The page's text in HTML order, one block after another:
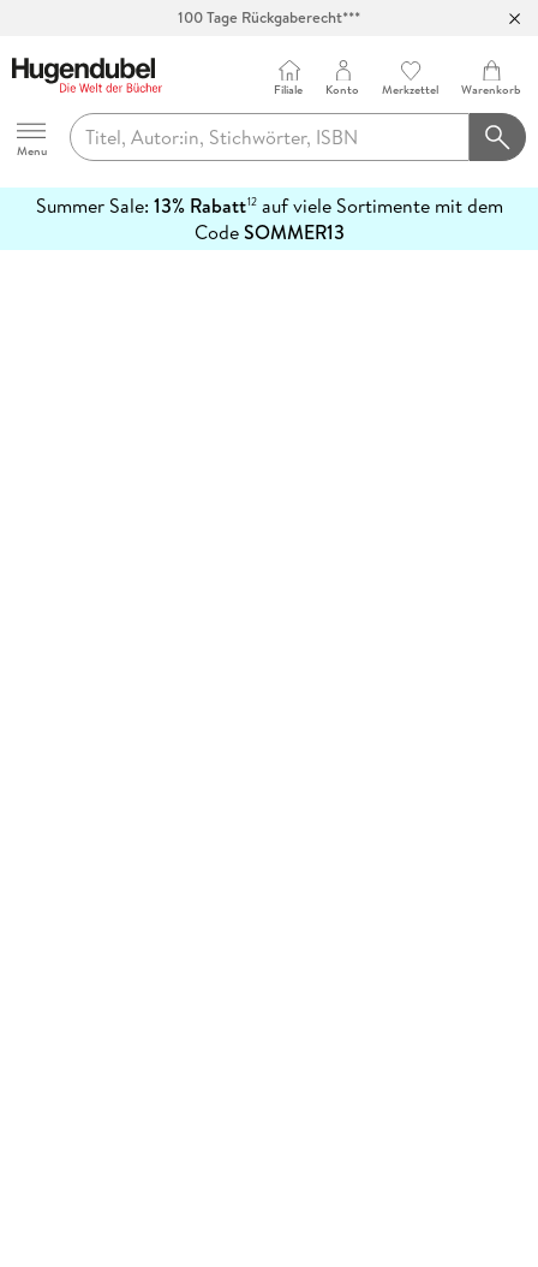
100 Tage Rückgaberecht***
Hugendubel
Menu
Filiale Konto Merkzettel Warenkorb
Summer Sale: 13% Rabatt12auf viele Sortimente mit dem
CodeSOMMER13
erfahren